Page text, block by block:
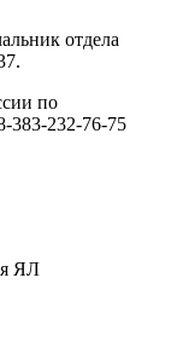
отдела
по
383-232-76-75
ЯЛ